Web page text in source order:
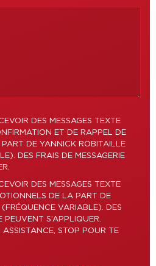
DES MESSAGES TEXTE
ET DE RAPPEL DE
DE YANNICK ROBITAILLE
DES FRAIS DE MESSAGERIE
DES MESSAGES TEXTE
DE LA PART DE
VARIABLE). DES
PEUVENT S’APPLIQUER.
ASSISTANCE, STOP POUR TE